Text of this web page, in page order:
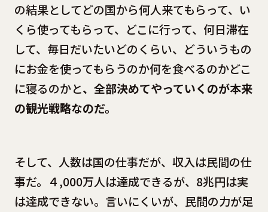
の結果としてどの国から何人来てもらって、い
くら使ってもらって、どこに行って、何日滞在
して、毎日だいたいどのくらい、どういうもの
にお金を使ってもらうのか何を食べるのかどこ
に寝るのかと、全部決めてやっていくのが本来
の観光戦略なのだ。
そして、人数は国の仕事だが、収入は民間の仕
事だ。４,000万人は達成できるが、8兆円は実
は達成できない。言いにくいが、民間の力が足